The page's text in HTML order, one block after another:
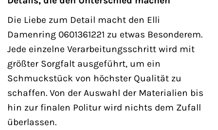
Die Liebe zum Detail macht den Elli
Damenring 0601361221 zu etwas Besonderem.
Jede einzelne Verarbeitungsschritt wird mit
größter Sorgfalt ausgeführt, um ein
Schmuckstück von höchster Qualität zu
schaffen. Von der Auswahl der Materialien bis
hin zur finalen Politur wird nichts dem Zufall
überlassen.